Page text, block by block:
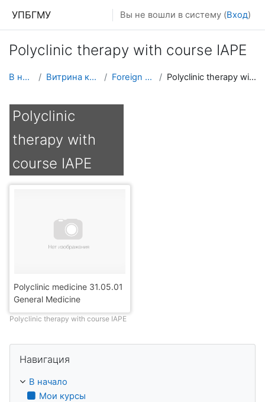
УПБГМУ Вы не вошли в систему (Вход)
Polyclinic therapy with course IAPE
В начало Витрина курсов 3KL Foreign students Polyclinic therapy with course IAPE
Polyclinic
therapy with
course IAPE
Polyclinic medicine 31.05.01
General Medicine
Polyclinic therapy with course IAPE
Навигация
В начало
Мои курсы